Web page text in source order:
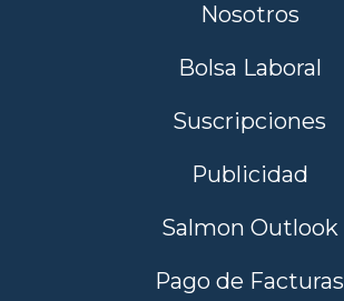
Nosotros
Bolsa Laboral
Suscripciones
Publicidad
Salmon Outlook
Pago de Facturas